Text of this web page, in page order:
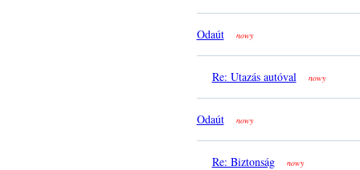
Odaút nowy
Re: Utazás autóval nowy
Odaút nowy
Re: Biztonság nowy